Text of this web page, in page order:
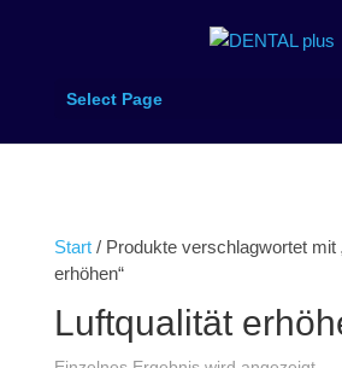
Select Page
Start/ Produkte verschlagwortet mit
erhöhen“
Luftqualität